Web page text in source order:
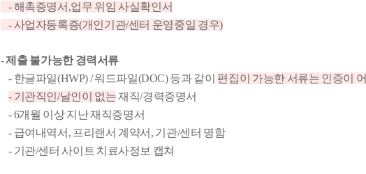
- 해촉증명서,업무 위임 사실확인서
- 사업자등록증(개인기관/센터 운영중일 경우)
-제출 불가능한 경력서류
- 한글파일(HWP) / 워드파일(DOC) 등과 같이 편집이 가능한 서류는 인증이
- 기관직인/날인이 없는재직/경력증명서
- 6개월 이상 지난 재직증명서
- 급여내역서, 프리랜서 계약서, 기관/센터 명함
- 기관/센터 사이트 치료사정보 캡쳐